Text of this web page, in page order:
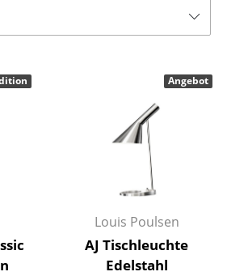
Louis Poulsen
AJ Tischleuchte
Edelstahl
Angebot